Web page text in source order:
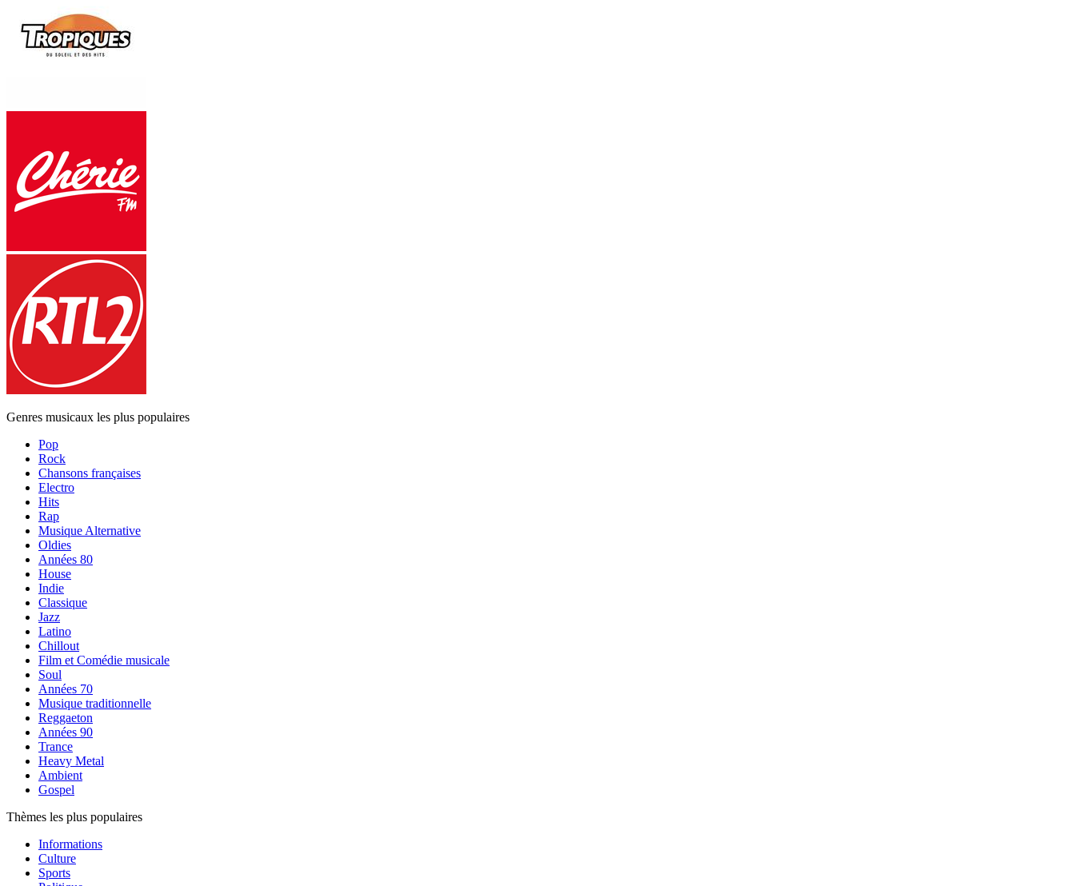
Genres musicaux les plus populaires
Pop
Rock
Chansons françaises
Electro
Hits
Rap
Musique Alternative
Oldies
Années 80
House
Indie
Classique
Jazz
Latino
Chillout
Film et Comédie musicale
Soul
Années 70
Musique traditionnelle
Reggaeton
Années 90
Trance
Heavy Metal
Ambient
Gospel
Thèmes les plus populaires
Informations
Culture
Sports